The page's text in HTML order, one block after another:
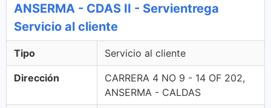
ANSERMA - CDAS II - Servientrega
Servicio al cliente
Tipo Servicio al cliente
Dirección
CARRERA 4 NO 9 - 14 OF 202,
ANSERMA - CALDAS